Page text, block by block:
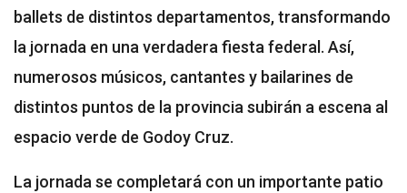
ballets de distintos departamentos, transformando
la jornada en una verdadera fiesta federal. Así,
numerosos músicos, cantantes y bailarines de
distintos puntos de la provincia subirán a escena al
espacio verde de Godoy Cruz.
La jornada se completará con un importante patio